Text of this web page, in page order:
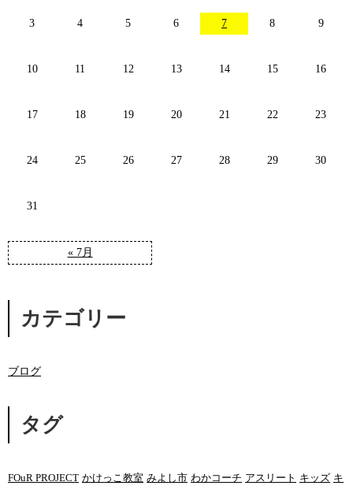
« 7月
3 4 5 6 7 8 9
10 11 12 13 14 15 16
17 18 19 20 21 22 23
24 25 26 27 28 29 30
31
カテゴリー
ブログ
タグ
FOuR PROJECT かけっこ教室 みよし市 わかコーチ アスリート キッズ キ